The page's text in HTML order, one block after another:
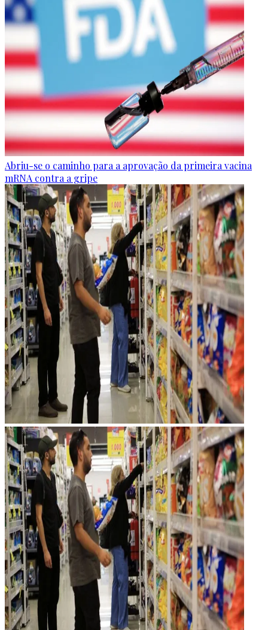
Abriu-se o caminho para a aprovação da primeira vacina
mRNA contra a gripe